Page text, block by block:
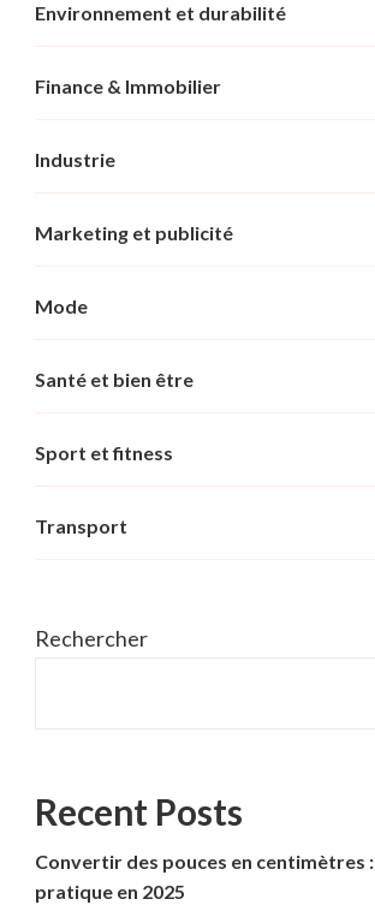
Environnement et durabilité
Finance & Immobilier
Industrie
Marketing et publicité
Mode
Santé et bien être
Sport et fitness
Transport
Rechercher
Recent Posts
Convertir des pouces en centimètres
pratique en 2025